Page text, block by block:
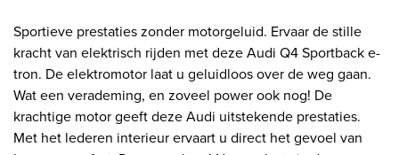
Sportieve prestaties zonder motorgeluid. Ervaar de stille
kracht van elektrisch rijden met deze Audi Q4 Sportback e-
tron. De elektromotor laat u geluidloos over de weg gaan.
Wat een verademing, en zoveel power ook nog! De
krachtige motor geeft deze Audi uitstekende prestaties.
Met het lederen interieur ervaart u direct het gevoel van